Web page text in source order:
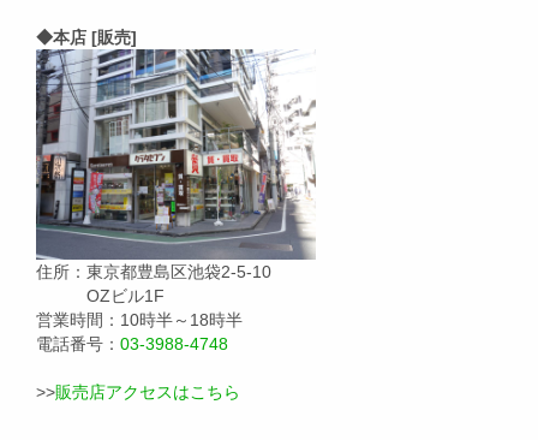
◆本店 [販売]
住所：東京都豊島区池袋2-5-10
OZビル1F
営業時間：10時半～18時半
電話番号： 03-3988-4748
>>販売店アクセスはこちら